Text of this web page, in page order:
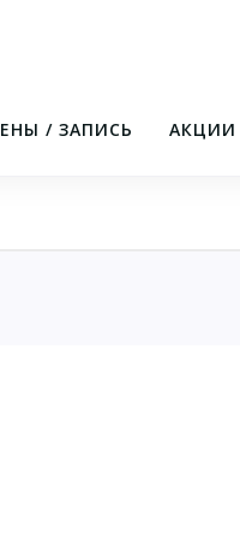
/ ЗАПИСЬ АКЦИИ